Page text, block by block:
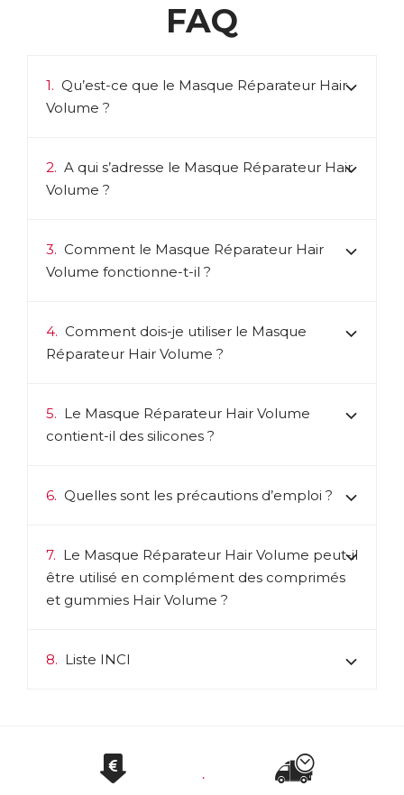
FAQ
1. Qu’est-ce que le Masque Réparateur Hair
Volume ?
2. A qui s’adresse le Masque Réparateur Hair
Volume ?
3. Comment le Masque Réparateur Hair
Volume fonctionne-t-il ?
4. Comment dois-je utiliser le Masque
Réparateur Hair Volume ?
5. Le Masque Réparateur Hair Volume
contient-il des silicones ?
6. Quelles sont les précautions d’emploi ?
7. Le Masque Réparateur Hair Volume peut-il
être utilisé en complément des comprimés
et gummies Hair Volume ?
8. Liste INCI